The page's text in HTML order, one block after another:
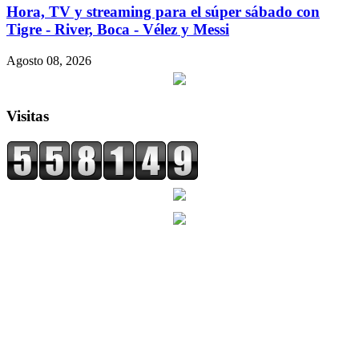
Hora, TV y streaming para el súper sábado con
Tigre - River, Boca - Vélez y Messi
Agosto 08, 2026
Visitas